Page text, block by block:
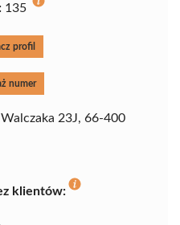
135
profil
numer
Walczaka 23J, 66-400
klientów: